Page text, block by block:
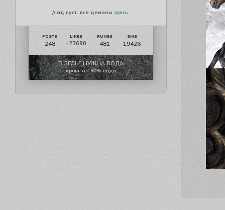
// ад пуст. все демоны здесь.
248 +23690 481 19426
В ЗЕЛЬЕ НУЖНА ВОДА
кровь на 80% вода